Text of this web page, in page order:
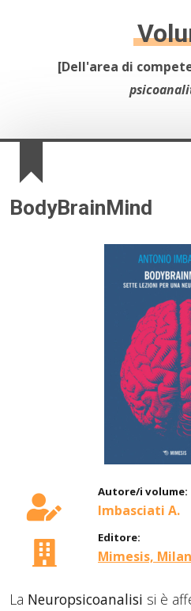
Psicoanalisi e Istituzioni
Formazione operatori
Psicoanalisi e
[Dell'area di
BodyBrainMind
Autore/i volume:
Imbasciati A.
Editore:
Mimesis,
La Neuropsicoanalisi si è